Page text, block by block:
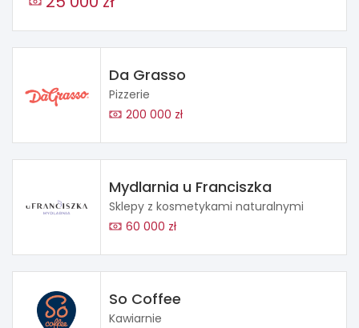
Da Grasso
Pizzerie
200 000 zł
Mydlarnia u Franciszka
Sklepy z kosmetykami naturalnymi
60 000 zł
So Coffee
Kawiarnie